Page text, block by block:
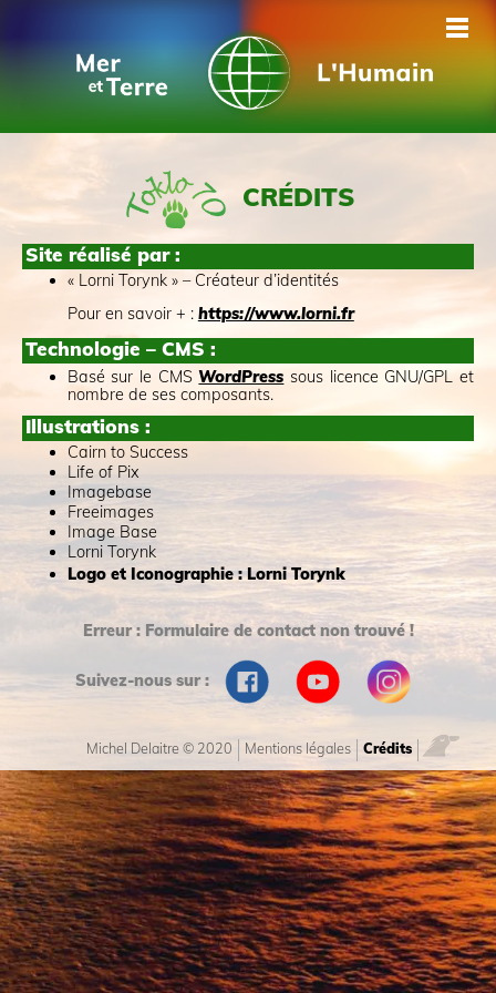
Partir à l'aventure autour du
monde en voilier
CRÉDITS
Site réalisé par :
« Lorni Torynk » – Créateur d’identités
Pour en savoir + : https://www.lorni.fr
Technologie – CMS :
Basé sur le CMSWordPress sous licence GNU/GPL et
nombre de ses composants.
Illustrations :
Cairn to Success
Life of Pix
Imagebase
Freeimages
Image Base
Lorni Torynk
Logo et Iconographie : Lorni Torynk
Erreur :Formulaire de contact non trouvé !
Suivez-nous sur :
Michel Delaitre © 2020 Mentions légales Crédits